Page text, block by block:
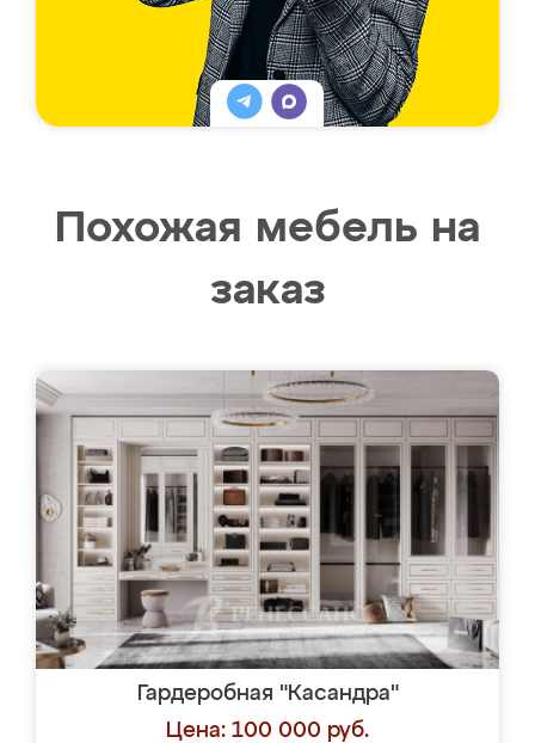
Похожая мебель на
заказ
Гардеробная "Касандра"
Цена: 100 000 руб.